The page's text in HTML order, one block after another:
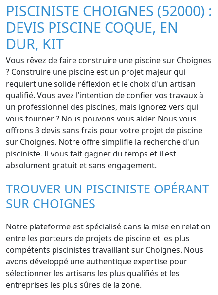
PISCINISTE CHOIGNES (52000) :
DEVIS PISCINE COQUE, EN
DUR, KIT
Vous rêvez de faire construire une piscine sur Choignes
? Construire une piscine est un projet majeur qui
requiert une solide réflexion et le choix d'un artisan
qualifié. Vous avez l'intention de confier vos travaux à
un professionnel des piscines, mais ignorez vers qui
vous tourner ? Nous pouvons vous aider. Nous vous
offrons 3 devis sans frais pour votre projet de piscine
sur Choignes. Notre offre simplifie la recherche d'un
pisciniste. Il vous fait gagner du temps et il est
absolument gratuit et sans engagement.
TROUVER UN PISCINISTE OPÉRANT
SUR CHOIGNES
Notre plateforme est spécialisé dans la mise en relation
entre les porteurs de projets de piscine et les plus
compétents piscinistes travaillant sur Choignes. Nous
avons développé une authentique expertise pour
sélectionner les artisans les plus qualifiés et les
entreprises les plus sûres de la zone.